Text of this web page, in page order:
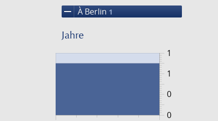
remove À Berlin 1
Jahre
0
1
0
1